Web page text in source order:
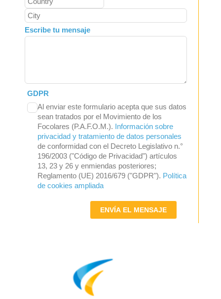
Escribe tu mensaje
GDPR
Al enviar este formulario acepta que sus datos
sean tratados por el Movimiento de los
Focolares (P.A.F.O.M.). Información sobre
privacidad y tratamiento de datos personales
de conformidad con el Decreto Legislativo n.°
196/2003 ("Código de Privacidad") artículos
13, 23 y 26 y enmiendas posteriores;
Reglamento (UE) 2016/679 ("GDPR"). Política
de cookies ampliada
ENVÍA EL MENSAJE